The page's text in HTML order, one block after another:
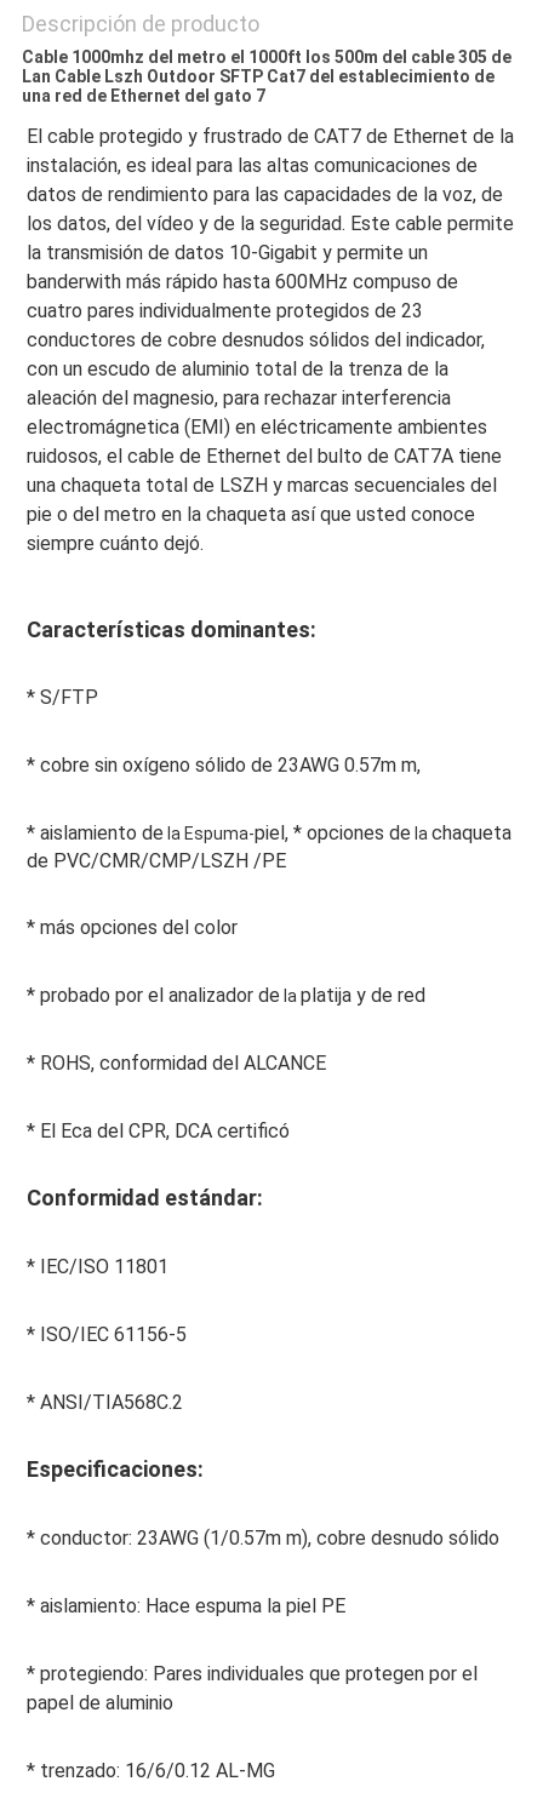
Descripción de producto
Cable 1000mhz del metro el 1000ft los 500m del cable 305 de
Lan Cable Lszh Outdoor SFTP Cat7 del establecimiento de
una red de Ethernet del gato 7
El cable protegido y frustrado de CAT7 de Ethernet de la
instalación, es ideal para las altas comunicaciones de
datos de rendimiento para las capacidades de la voz, de
los datos, del vídeo y de la seguridad. Este cable permite
la transmisión de datos 10-Gigabit y permite un
banderwith más rápido hasta 600MHz compuso de
cuatro pares individualmente protegidos de 23
conductores de cobre desnudos sólidos del indicador,
con un escudo de aluminio total de la trenza de la
aleación del magnesio, para rechazar interferencia
electromágnetica (EMI) en eléctricamente ambientes
ruidosos, el cable de Ethernet del bulto de CAT7A tiene
una chaqueta total de LSZH y marcas secuenciales del
pie o del metro en la chaqueta así que usted conoce
siempre cuánto dejó.
Características dominantes:
* S/FTP
* cobre sin oxígeno sólido de 23AWG 0.57m m,
* aislamiento de la Espuma-piel, * opciones de la chaqueta
de PVC/CMR/CMP/LSZH /PE
* más opciones del color
* probado por el analizador de la platija y de red
* ROHS, conformidad del ALCANCE
* El Eca del CPR, DCA certificó
Conformidad estándar:
* IEC/ISO 11801
* ISO/IEC 61156-5
* ANSI/TIA568C.2
Especificaciones:
* conductor: 23AWG (1/0.57m m), cobre desnudo sólido
* aislamiento: Hace espuma la piel PE
* protegiendo: Pares individuales que protegen por el
papel de aluminio
* trenzado: 16/6/0.12 AL-MG